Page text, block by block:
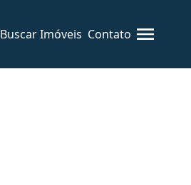
Buscar Imóveis Contato